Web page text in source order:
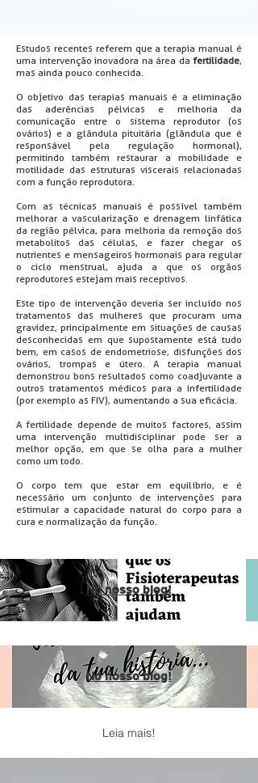
Estudos recentes referem que a terapia manual é
uma intervenção inovadora na área da fertilidade,
mas ainda pouco conhecida.
O objetivo das terapias manuais é a eliminação
das aderências pélvicas e melhoria da
comunicação entre o sistema reprodutor (os
ovários) e a glândula pituitária (glândula que é
responsável pela regulação hormonal),
permitindo também restaurar a mobilidade e
motilidade das estruturas viscerais relacionadas
com a função reprodutora.
Com as técnicas manuais é possível também
melhorar a vascularização e drenagem linfática
da região pélvica, para melhoria da remoção dos
metabolitos das células, e fazer chegar os
nutrientes e mensageiros hormonais para regular
o ciclo menstrual, ajuda a que os orgãos
reprodutores estejam mais receptivos.
Este tipo de intervenção deveria ser incluído nos
tratamentos das mulheres que procuram uma
gravidez, principalmente em situações de causas
desconhecidas em que supostamente está tudo
bem, em casos de endometriose, disfunções dos
ovários, trompas e útero. A terapia manual
demonstrou bons resultados como coadjuvante a
outros tratamentos médicos para a infertilidade
(por exemplo as FIV), aumentando a sua eficácia.
A fertilidade depende de muitos factores, assim
uma intervenção multidisciplinar pode ser a
melhor opção, em que se olha para a mulher
como um todo.
O corpo tem que estar em equilíbrio, e é
necessário um conjunto de intervenções para
estimular a capacidade natural do corpo para a
cura e normalização da função.
No nosso blog!
No nosso blog!
Leia mais!